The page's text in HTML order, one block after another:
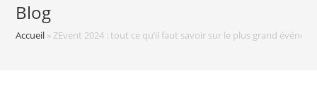
Blog
Accueil » ZEvent 2024 : tout ce qu’il faut savoir sur le plus grand